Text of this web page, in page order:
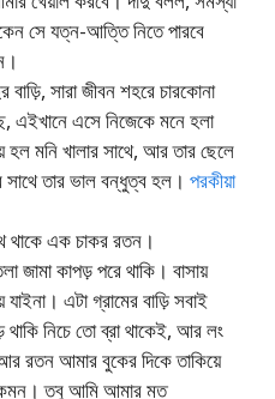
সে যত্ন-আত্তি নিতে পারবে
সারা জীবন শহরে চারকোনা
এইখানে এসে নিজেকে মনে হলা
হল মনি খালার সাথে, আর তার ছেলে
তার ভাল বন্ধুত্ব হল। পরকীয়া
থাকে এক চাকর রতন।
জামা কাপড় পরে থাকি। বাসায়
এটা গ্রামের বাড়ি সবাই
নিচে তো ব্রা থাকেই, আর লং
রতন আমার বুকের দিকে তাকিয়ে
কেমন। তবু আমি আমার মত